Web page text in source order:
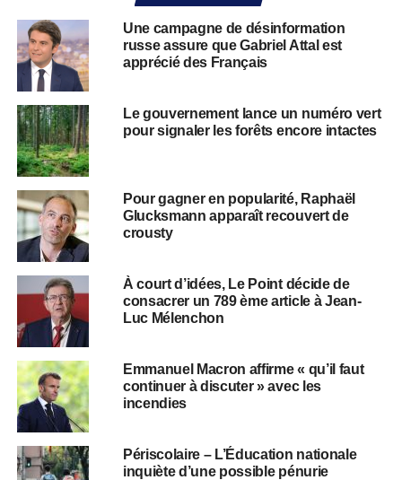
Une campagne de désinformation
russe assure que Gabriel Attal est
apprécié des Français
Le gouvernement lance un numéro vert
pour signaler les forêts encore intactes
Pour gagner en popularité, Raphaël
Glucksmann apparaît recouvert de
crousty
À court d’idées, Le Point décide de
consacrer un 789 ème article à Jean-
Luc Mélenchon
Emmanuel Macron affirme « qu’il faut
continuer à discuter » avec les
incendies
Périscolaire – L’Éducation nationale
inquiète d’une possible pénurie